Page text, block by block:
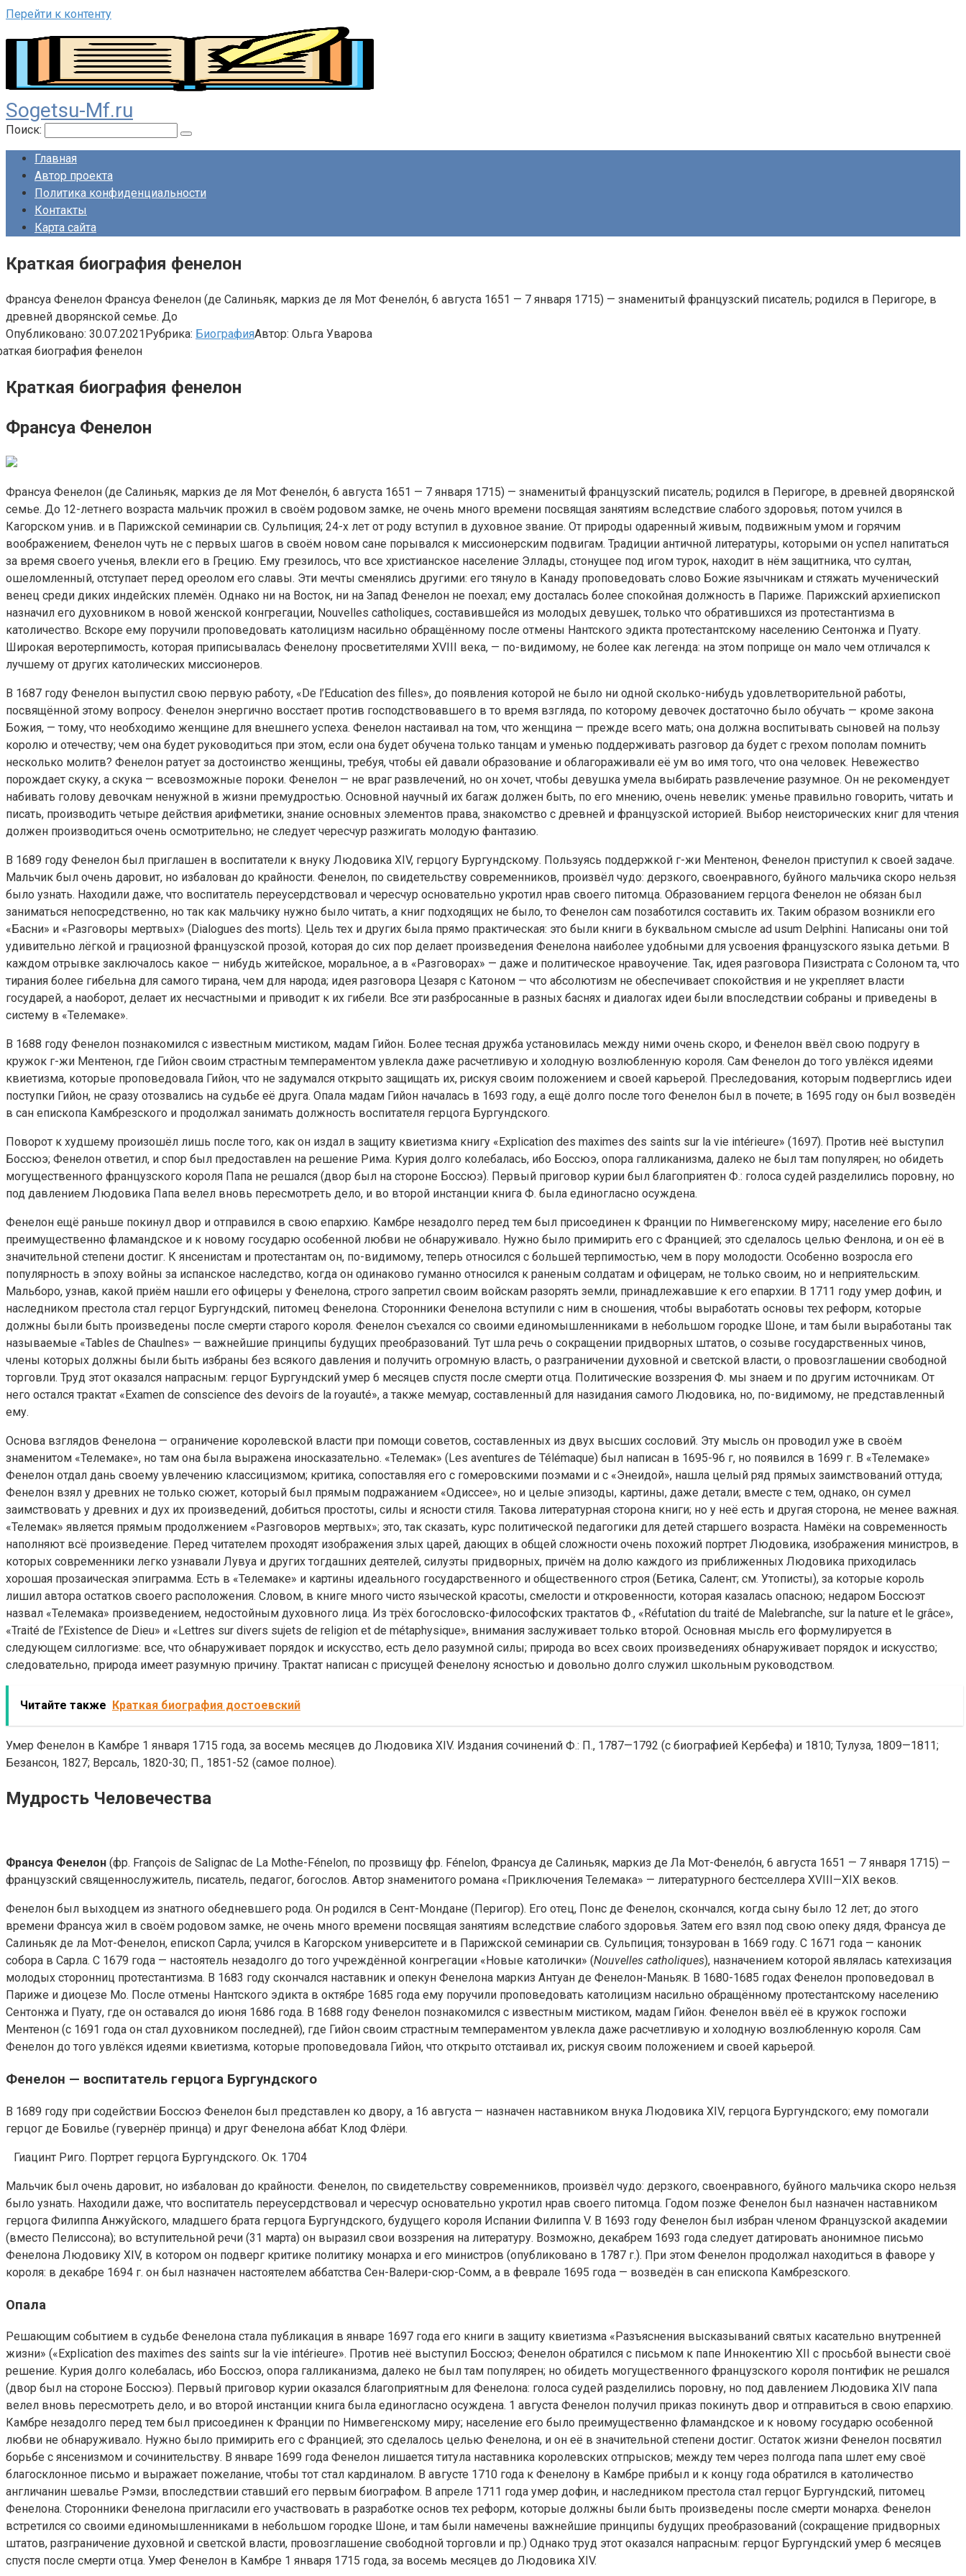
Перейти к контенту
Sogetsu-Mf.ru
Поиск:
Главная
Автор проекта
Политика конфиденциальности
Контакты
Карта сайта
Краткая биография фенелон
Франсуа Фенелон Франсуа Фенелон (де Салиньяк, маркиз де ля Мот Фенело́н, 6 августа 1651 — 7 января 1715) — знаменитый французский писатель; родился в Перигоре, в
древней дворянской семье. До
Опубликовано: 30.07.2021Рубрика: БиографияАвтор: Ольга Уварова
Краткая биография фенелон
Франсуа Фенелон
Франсуа Фенелон (де Салиньяк, маркиз де ля Мот Фенело́н, 6 августа 1651 — 7 января 1715) — знаменитый французский писатель; родился в Перигоре, в древней дворянской
семье. До 12-летнего возраста мальчик прожил в своём родовом замке, не очень много времени посвящая занятиям вследствие слабого здоровья; потом учился в
Кагорском унив. и в Парижской семинарии св. Сульпиция; 24-х лет от роду вступил в духовное звание. От природы одаренный живым, подвижным умом и горячим
воображением, Фенелон чуть не с первых шагов в своём новом сане порывался к миссионерским подвигам. Традиции античной литературы, которыми он успел напитаться
за время своего ученья, влекли его в Грецию. Ему грезилось, что все христианское население Эллады, стонущее под игом турок, находит в нём защитника, что султан,
ошеломленный, отступает перед ореолом его славы. Эти мечты сменялись другими: его тянуло в Канаду проповедовать слово Божие язычникам и стяжать мученический
венец среди диких индейских племён. Однако ни на Восток, ни на Запад Фенелон не поехал; ему досталась более спокойная должность в Париже. Парижский архиепископ
назначил его духовником в новой женской конгрегации, Nouvelles catholiques, составившейся из молодых девушек, только что обратившихся из протестантизма в
католичество. Вскоре ему поручили проповедовать католицизм насильно обращённому после отмены Нантского эдикта протестантскому населению Сентонжа и Пуату.
Широкая веротерпимость, которая приписывалась Фенелону просветителями XVIII века, — по-видимому, не более как легенда: на этом поприще он мало чем отличался к
лучшему от других католических миссионеров.
В 1687 году Фенелон выпустил свою первую работу, «De l’Education des filles», до появления которой не было ни одной сколько-нибудь удовлетворительной работы,
посвящённой этому вопросу. Фенелон энергично восстает против господствовавшего в то время взгляда, по которому девочек достаточно было обучать — кроме закона
Божия, — тому, что необходимо женщине для внешнего успеха. Фенелон настаивал на том, что женщина — прежде всего мать; она должна воспитывать сыновей на пользу
королю и отечеству; чем она будет руководиться при этом, если она будет обучена только танцам и уменью поддерживать разговор да будет с грехом пополам помнить
несколько молитв? Фенелон ратует за достоинство женщины, требуя, чтобы ей давали образование и облагораживали её ум во имя того, что она человек. Невежество
порождает скуку, а скука — всевозможные пороки. Фенелон — не враг развлечений, но он хочет, чтобы девушка умела выбирать развлечение разумное. Он не рекомендует
набивать голову девочкам ненужной в жизни премудростью. Основной научный их багаж должен быть, по его мнению, очень невелик: уменье правильно говорить, читать и
писать, производить четыре действия арифметики, знание основных элементов права, знакомство с древней и французской историей. Выбор неисторических книг для чтения
должен производиться очень осмотрительно; не следует чересчур разжигать молодую фантазию.
В 1689 году Фенелон был приглашен в воспитатели к внуку Людовика XIV, герцогу Бургундскому. Пользуясь поддержкой г-жи Ментенон, Фенелон приступил к своей задаче.
Мальчик был очень даровит, но избалован до крайности. Фенелон, по свидетельству современников, произвёл чудо: дерзкого, своенравного, буйного мальчика скоро нельзя
было узнать. Находили даже, что воспитатель переусердствовал и чересчур основательно укротил нрав своего питомца. Образованием герцога Фенелон не обязан был
заниматься непосредственно, но так как мальчику нужно было читать, а книг подходящих не было, то Фенелон сам позаботился составить их. Таким образом возникли его
«Басни» и «Разговоры мертвых» (Dialogues des morts). Цель тех и других была прямо практическая: это были книги в буквальном смысле ad usum Delphini. Написаны они той
удивительно лёгкой и грациозной французской прозой, которая до сих пор делает произведения Фенелона наиболее удобными для усвоения французского языка детьми. В
каждом отрывке заключалось какое — нибудь житейское, моральное, а в «Разговорах» — даже и политическое нравоучение. Так, идея разговора Пизистрата с Солоном та, что
тирания более гибельна для самого тирана, чем для народа; идея разговора Цезаря с Катоном — что абсолютизм не обеспечивает спокойствия и не укрепляет власти
государей, а наоборот, делает их несчастными и приводит к их гибели. Все эти разбросанные в разных баснях и диалогах идеи были впоследствии собраны и приведены в
систему в «Телемаке».
В 1688 году Фенелон познакомился с известным мистиком, мадам Гийон. Более тесная дружба установилась между ними очень скоро, и Фенелон ввёл свою подругу в
кружок г-жи Ментенон, где Гийон своим страстным темпераментом увлекла даже расчетливую и холодную возлюбленную короля. Сам Фенелон до того увлёкся идеями
квиетизма, которые проповедовала Гийон, что не задумался открыто защищать их, рискуя своим положением и своей карьерой. Преследования, которым подверглись идеи
поступки Гийон, не сразу отозвались на судьбе её друга. Опала мадам Гийон началась в 1693 году, а ещё долго после того Фенелон был в почете; в 1695 году он был возведён
в сан епископа Камбрезского и продолжал занимать должность воспитателя герцога Бургундского.
Поворот к худшему произошёл лишь после того, как он издал в защиту квиетизма книгу «Explication des maximes des saints sur la vie intérieure» (1697). Против неё выступил
Боссюэ; Фенелон ответил, и спор был предоставлен на решение Рима. Курия долго колебалась, ибо Боссюэ, опора галликанизма, далеко не был там популярен; но обидеть
могущественного французского короля Папа не решался (двор был на стороне Боссюэ). Первый приговор курии был блaгoпpиятeн Ф.: голоса судей разделились поровну, но
под давлением Людовика Папа велел вновь пересмотреть дело, и во второй инстанции книга Ф. была единогласно осуждена.
Фенелон ещё раньше покинул двор и отправился в свою епархию. Камбре незадолго перед тем был присоединен к Франции по Нимвегенскому миру; население его было
преимущественно фламандское и к новому государю особенной любви не обнаруживало. Нужно было примирить его с Францией; это сделалось целью Фенлона, и он её в
значительной степени достиг. К янсенистам и протестантам он, по-видимому, теперь относился с большей терпимостью, чем в пору молодости. Особенно возросла его
популярность в эпоху войны за испанское наследство, когда он одинаково гуманно относился к раненым солдатам и офицерам, не только своим, но и неприятельским.
Мальборо, узнав, какой приём нашли его офицеры у Фенелона, строго запретил своим войскам разорять земли, принадлежавшие к его епархии. В 1711 году умер дофин, и
наследником престола стал герцог Бургундский, питомец Фенелона. Сторонники Фенелона вступили с ним в сношения, чтобы выработать основы тех реформ, которые
должны были быть произведены после смерти старого короля. Фенелон съехался со своими единомышленниками в небольшом городке Шоне, и там были выработаны так
называемые «Tables de Chaulnes» — важнейшие принципы будущих преобразований. Тут шла речь о сокращении придворных штатов, о созыве государственных чинов,
члены которых должны были быть избраны без всякого давления и получить огромную власть, о разграничении духовной и светской власти, о провозглашении свободной
торговли. Труд этот оказался напрасным: герцог Бургундский умер 6 месяцев спустя после смерти отца. Политические воззрения Ф. мы знаем и по другим источникам. От
него остался трактат «Examen de conscience des devoirs de la royauté», a также мемуар, составленный для назидания самого Людовика, но, по-видимому, не представленный
ему.
Основа взглядов Фенелона — ограничение королевской власти при помощи советов, составленных из двух высших сословий. Эту мысль он проводил уже в своём
знаменитом «Телемаке», но там она была выражена иносказательно. «Телемак» (Les aventures de Télémaque) был написан в 1695-96 г, но появился в 1699 г. В «Телемаке»
Фенелон отдал дань своему увлечению классицизмом; критика, сопоставляя его с гомеровскими поэмами и с «Энеидой», нашла целый ряд прямых заимствований оттуда;
Фенелон взял у древних не только сюжет, который был прямым подражанием «Одиссее», но и целые эпизоды, картины, даже детали; вместе с тем, однако, он сумел
заимствовать у древних и дух их произведений, добиться простоты, силы и ясности стиля. Такова литературная сторона книги; но у неё есть и другая сторона, не менее важная.
«Телемак» является прямым продолжением «Разговоров мертвых»; это, так сказать, курс политической педагогики для детей старшего возраста. Намёки на современность
наполняют всё произведение. Перед читателем проходят изображения злых царей, дающих в общей сложности очень похожий портрет Людовика, изображения министров, в
которых современники легко узнавали Лувуа и других тогдашних деятелей, силуэты придворных, причём на долю каждого из приближенных Людовика приходилась
хорошая прозаическая эпиграмма. Есть в «Телемаке» и картины идеального государственного и общественного строя (Бетика, Салент; см. Утописты), за которые король
лишил автора остатков своего расположения. Словом, в книге много чисто языческой красоты, смелости и откровенности, которая казалась опасною; недаром Боссюэт
назвал «Телемака» произведением, недостойным духовного лица. Из трёх богословско-философских трактатов Ф., «Réfutation du traité de Malebranche, sur la nature et le grâce»,
«Traité de l’Existence de Dieu» и «Lettres sur divers sujets de religion et de métaphysique», внимания заслуживает только второй. Основная мысль его формулируется в
следующем силлогизме: все, что обнаруживает порядок и искусство, есть дело разумной силы; природа во всех своих произведениях обнаруживает порядок и искусство;
следовательно, природа имеет разумную причину. Трактат написан с присущей Фенелону ясностью и довольно долго служил школьным руководством.
Читайте также Краткая биография достоевский
Умер Фенелон в Камбре 1 января 1715 года, за восемь месяцев до Людовика XIV. Издания сочинений Ф.: П., 1787—1792 (с биографией Кербефа) и 1810; Тулуза, 1809—1811;
Безансон, 1827; Версаль, 1820-30; П., 1851-52 (самое полное).
Мудрость Человечества
Франсуа Фенелон (фр. François de Salignac de La Mothe-Fénelon, по прозвищу фр. Fénelon, Франсуа де Салиньяк, маркиз де Ла Мот-Фенело́н, 6 августа 1651 — 7 января 1715) —
французский священнослужитель, писатель, педагог, богослов. Автор знаменитого романа «Приключения Телемака» — литературного бестселлера XVIII—XIX веков.
Фенелон был выходцем из знатного обедневшего рода. Он родился в Сент-Мондане (Перигор). Его отец, Понс де Фенелон, скончался, когда сыну было 12 лет; до этого
времени Франсуа жил в своём родовом замке, не очень много времени посвящая занятиям вследствие слабого здоровья. Затем его взял под свою опеку дядя, Франсуа де
Салиньяк де ла Мот-Фенелон, епископ Сарла; учился в Кагорском университете и в Парижской семинарии св. Сульпиция; тонзурован в 1669 году. С 1671 года — каноник
собора в Сарла. С 1679 года — настоятель незадолго до того учреждённой конгрегации «Новые католички» (Nouvelles catholiques), назначением которой являлась катехизация
молодых сторонниц протестантизма. В 1683 году скончался наставник и опекун Фенелона маркиз Антуан де Фенелон-Маньяк. В 1680-1685 годах Фенелон проповедовал в
Париже и диоцезе Мо. После отмены Нантского эдикта в октябре 1685 года ему поручили проповедовать католицизм насильно обращённому протестантскому населению
Сентонжа и Пуату, где он оставался до июня 1686 года. В 1688 году Фенелон познакомился с известным мистиком, мадам Гийон. Фенелон ввёл её в кружок госпожи
Ментенон (с 1691 года он стал духовником последней), где Гийон своим страстным темпераментом увлекла даже расчетливую и холодную возлюбленную короля. Сам
Фенелон до того увлёкся идеями квиетизма, которые проповедовала Гийон, что открыто отстаивал их, рискуя своим положением и своей карьерой.
Фенелон — воспитатель герцога Бургундского
В 1689 году при содействии Боссюэ Фенелон был представлен ко двору, а 16 августа — назначен наставником внука Людовика XIV, герцога Бургундского; ему помогали
герцог де Бовилье (гувернёр принца) и друг Фенелона аббат Клод Флёри.
Гиацинт Риго. Портрет герцога Бургундского. Ок. 1704
Мальчик был очень даровит, но избалован до крайности. Фенелон, по свидетельству современников, произвёл чудо: дерзкого, своенравного, буйного мальчика скоро нельзя
было узнать. Находили даже, что воспитатель переусердствовал и чересчур основательно укротил нрав своего питомца. Годом позже Фенелон был назначен наставником
герцога Филиппа Анжуйского, младшего брата герцога Бургундского, будущего короля Испании Филиппа V. В 1693 году Фенелон был избран членом Французской академии
(вместо Пелиссона); во вступительной речи (31 марта) он выразил свои воззрения на литературу. Возможно, декабрем 1693 года следует датировать анонимное письмо
Фенелона Людовику XIV, в котором он подверг критике политику монарха и его министров (опубликовано в 1787 г.). При этом Фенелон продолжал находиться в фаворе у
короля: в декабре 1694 г. он был назначен настоятелем аббатства Сен-Валери-сюр-Сомм, а в феврале 1695 года — возведён в сан епископа Камбрезского.
Опала
Решающим событием в судьбе Фенелона стала публикация в январе 1697 года его книги в защиту квиетизма «Разъяснения высказываний святых касательно внутренней
жизни» («Explication des maximes des saints sur la vie intérieure». Против неё выступил Боссюэ; Фенелон обратился с письмом к папе Иннокентию XII с просьбой вынести своё
решение. Курия долго колебалась, ибо Боссюэ, опора галликанизма, далеко не был там популярен; но обидеть могущественного французского короля понтифик не решался
(двор был на стороне Боссюэ). Первый приговор курии оказался благоприятным для Фенелона: голоса судей разделились поровну, но под давлением Людовика XIV папа
велел вновь пересмотреть дело, и во второй инстанции книга была единогласно осуждена. 1 августа Фенелон получил приказ покинуть двор и отправиться в свою епархию.
Камбре незадолго перед тем был присоединен к Франции по Нимвегенскому миру; население его было преимущественно фламандское и к новому государю особенной
любви не обнаруживало. Нужно было примирить его с Францией; это сделалось целью Фенелона, и он её в значительной степени достиг. Остаток жизни Фенелон посвятил
борьбе с янсенизмом и сочинительству. В январе 1699 года Фенелон лишается титула наставника королевских отпрысков; между тем через полгода папа шлет ему своё
благосклонное письмо и выражает пожелание, чтобы тот стал кардиналом. В августе 1710 года к Фенелону в Камбре прибыл и к концу года обратился в католичество
англичанин шевалье Рэмзи, впоследствии ставший его первым биографом. В апреле 1711 года умер дофин, и наследником престола стал герцог Бургундский, питомец
Фенелона. Сторонники Фенелона пригласили его участвовать в разработке основ тех реформ, которые должны были быть произведены после смерти монарха. Фенелон
встретился со своими единомышленниками в небольшом городке Шоне, и там были намечены важнейшие принципы будущих преобразований (сокращение придворных
штатов, разграничение духовной и светской власти, провозглашение свободной торговли и пр.) Однако труд этот оказался напрасным: герцог Бургундский умер 6 месяцев
спустя после смерти отца. Умер Фенелон в Камбре 1 января 1715 года, за восемь месяцев до Людовика XIV.